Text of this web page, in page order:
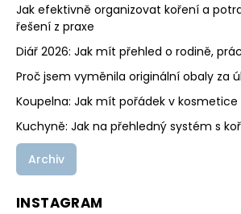
Jak efektivně organizovat koření a
řešení z praxe
Diář 2026: Jak mít přehled o rodině,
Proč jsem vyměnila originální obaly za
Koupelna: Jak mít pořádek v
Kuchyně: Jak na přehledný systém s
Archiv
INSTAGRAM